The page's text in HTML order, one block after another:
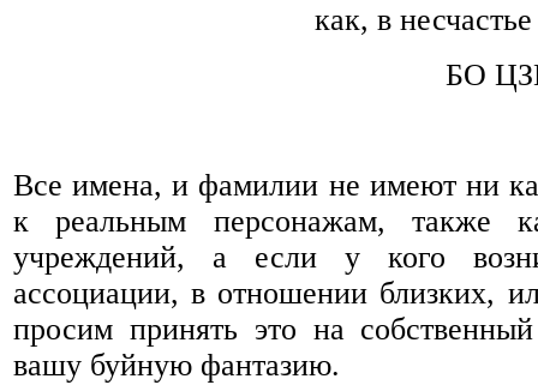
как, в
БО
Все имена, и фамилии не имеют ни
к реальным персонажам, также
учреждений, а если у кого
ассоциации, в отношении близких,
просим принять это на
вашу буйную фантазию.